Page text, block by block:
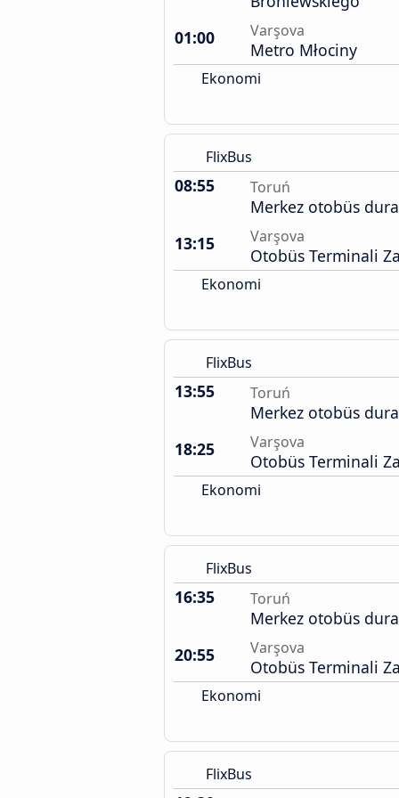
01:00
Varşova
Metro Młociny
Ekonomi
FlixBus
08:55 Toruń
Merkez otobüs
13:15
Varşova
Otobüs Terminali
Ekonomi
FlixBus
13:55 Toruń
Merkez otobüs
18:25
Varşova
Otobüs Terminali
Ekonomi
FlixBus
16:35 Toruń
Merkez otobüs
20:55
Varşova
Otobüs Terminali
Ekonomi
FlixBus